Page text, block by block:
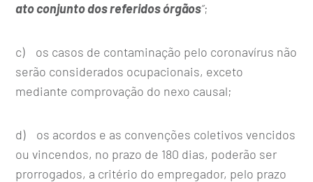
ato conjunto dos referidos órgãos”;
c) os casos de contaminação pelo coronavírus não
serão considerados ocupacionais, exceto
mediante comprovação do nexo causal;
d) os acordos e as convenções coletivos vencidos
ou vincendos, no prazo de 180 dias, poderão ser
prorrogados, a critério do empregador, pelo prazo